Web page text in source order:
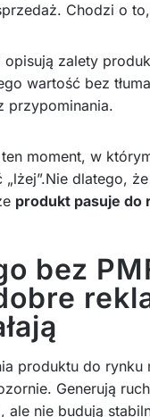
Chodzi o
opisują zalety
wartość bez
przypominania.
ten moment, w
„lżej”.Nie dlatego,
produkt pasuje do
bez
produktu do rynku
Generują
ale nie budują